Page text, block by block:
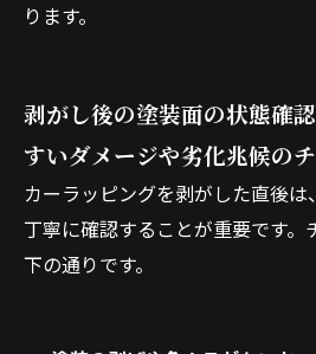
ります。
剥がし後の塗装面の状態確
すいダメージや劣化兆候の
カーラッピングを剥がした直後
丁寧に確認することが重要です。
下の通りです。